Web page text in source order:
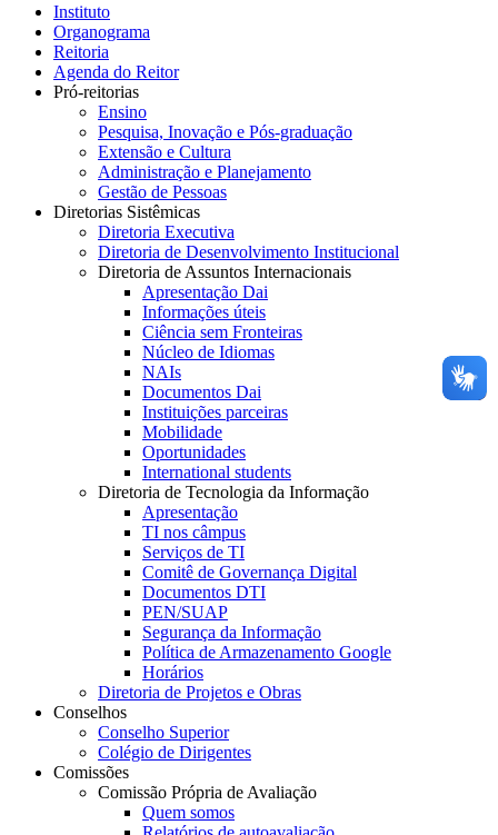
Instituto
Organograma
Reitoria
Agenda do Reitor
Pró-reitorias
Ensino
Pesquisa, Inovação e Pós-graduação
Extensão e Cultura
Administração e Planejamento
Gestão de Pessoas
Diretorias Sistêmicas
Diretoria Executiva
Diretoria de Desenvolvimento Institucional
Diretoria de Assuntos Internacionais
Apresentação Dai
Informações úteis
Ciência sem Fronteiras
Núcleo de Idiomas
NAIs
Documentos Dai
Instituições parceiras
Mobilidade
Oportunidades
International students
Diretoria de Tecnologia da Informação
Apresentação
TI nos câmpus
Serviços de TI
Comitê de Governança Digital
Documentos DTI
PEN/SUAP
Segurança da Informação
Política de Armazenamento Google
Horários
Diretoria de Projetos e Obras
Conselhos
Conselho Superior
Colégio de Dirigentes
Comissões
Comissão Própria de Avaliação
Quem somos